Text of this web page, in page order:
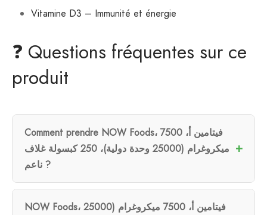
Vitamine D3 – Immunité et énergie
❓ Questions fréquentes sur ce
produit
Comment prendre NOW Foods، فيتامين أ، 7500
ميكروغرام (25000 وحدة دولية)، 250 كبسولة غلاف
ناعم ?
NOW Foods، فيتامين أ، 7500 ميكروغرام (25000